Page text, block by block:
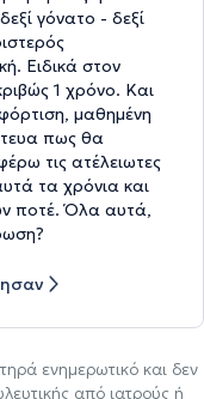
γόνατο - δεξί
Ειδικά στον
1 χρόνο. Και
μαθημένη
πως θα
τις ατέλειωτες
τα χρόνια και
ποτέ. Όλα αυτά,
ενημερωτικό και δεν
από ιατρούς ή